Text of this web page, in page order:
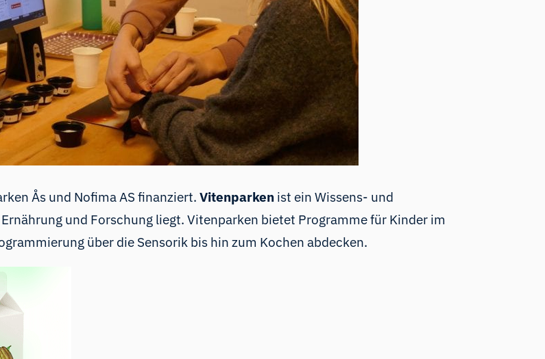
Ås und Nofima AS finanziert.Vitenparken ist ein Wissens- und
und Forschung liegt. Vitenparken bietet Programme für Kinder im
über die Sensorik bis hin zum Kochen abdecken.